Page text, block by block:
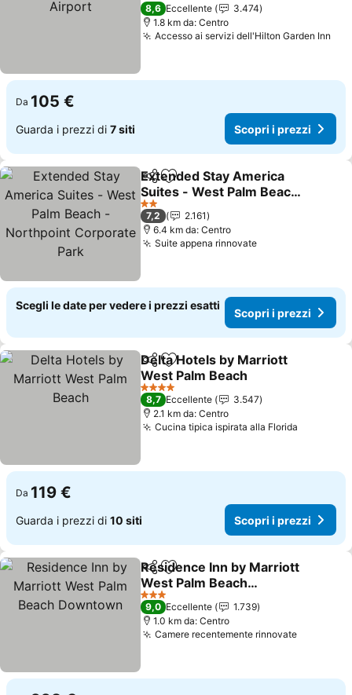
8,6 Eccellente
3.474
1.8 km da: Centro
Accesso ai servizi dell'Hilton Garden Inn
Da 105 €
Guarda i prezzi di 7 siti Scopri i prezzi
CondividiAggiungi ai preferiti
Extended Stay America
Suites - West Palm Beach
- Northpoint Corporate
Park
Scopri i prezzi
2 Stelle
7,2
2.161
6.4 km da: Centro
Suite appena rinnovateScopri i prezzi
Scegli le date per vedere i prezzi esatti
Scopri i prezzi
CondividiAggiungi ai preferiti
Delta Hotels by Marriott
West Palm Beach
Scopri i prezzi
4 Stelle
8,7 Eccellente
3.547
2.1 km da: Centro
Cucina tipica ispirata alla Florida
Da 119 €
Guarda i prezzi di 10 siti Scopri i prezzi
CondividiAggiungi ai preferiti
Residence Inn by Marriott
West Palm Beach
Downtown
Scopri i prezzi
3 Stelle
9,0 Eccellente
1.739
1.0 km da: Centro
Camere recentemente rinnovateScopri i